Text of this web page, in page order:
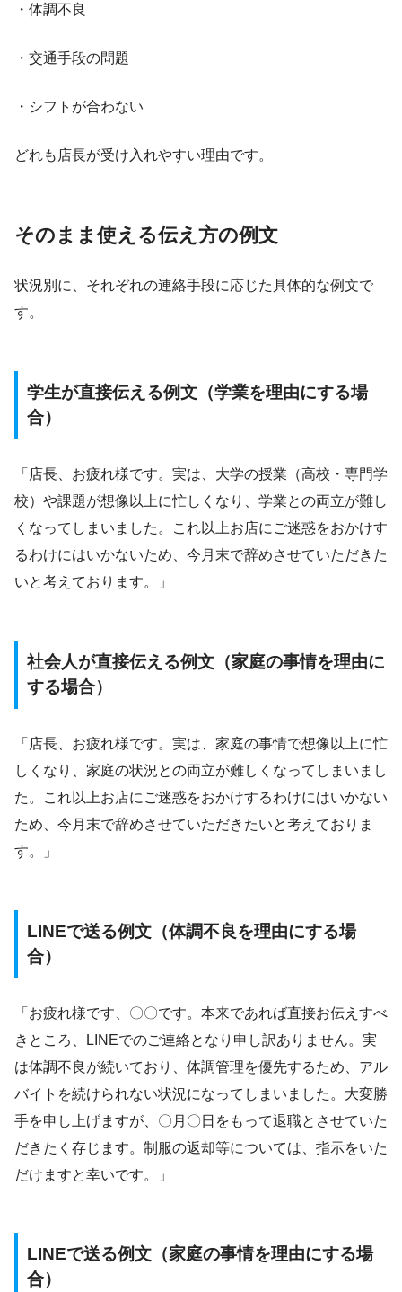
・体調不良
・交通手段の問題
・シフトが合わない
どれも店長が受け入れやすい理由です。
そのまま使える伝え方の例文
状況別に、それぞれの連絡手段に応じた具体的な例文で
す。
学生が直接伝える例文（学業を理由にする場
合）
「店長、お疲れ様です。実は、大学の授業（高校・専門学
校）や課題が想像以上に忙しくなり、学業との両立が難し
くなってしまいました。これ以上お店にご迷惑をおかけす
るわけにはいかないため、今月末で辞めさせていただきた
いと考えております。」
社会人が直接伝える例文（家庭の事情を理由に
する場合）
「店長、お疲れ様です。実は、家庭の事情で想像以上に忙
しくなり、家庭の状況との両立が難しくなってしまいまし
た。これ以上お店にご迷惑をおかけするわけにはいかない
ため、今月末で辞めさせていただきたいと考えておりま
す。」
LINEで送る例文（体調不良を理由にする場
合）
「お疲れ様です、〇〇です。本来であれば直接お伝えすべ
きところ、LINEでのご連絡となり申し訳ありません。実
は体調不良が続いており、体調管理を優先するため、アル
バイトを続けられない状況になってしまいました。大変勝
手を申し上げますが、〇月〇日をもって退職とさせていた
だきたく存じます。制服の返却等については、指示をいた
だけますと幸いです。」
LINEで送る例文（家庭の事情を理由にする場
合）